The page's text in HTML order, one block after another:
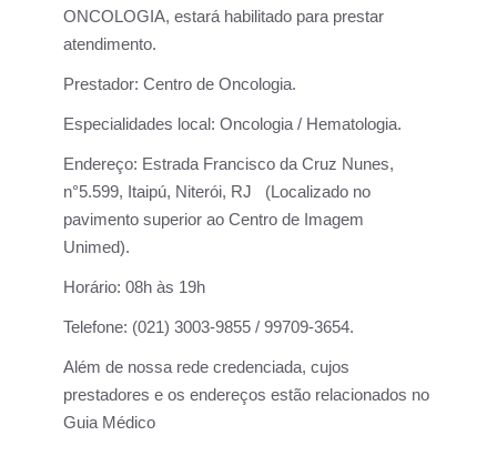
ONCOLOGIA, estará habilitado para prestar
atendimento.
Prestador: Centro de Oncologia.
Especialidades local: Oncologia / Hematologia.
Endereço: Estrada Francisco da Cruz Nunes,
n°5.599, Itaipú, Niterói, RJ (Localizado no
pavimento superior ao Centro de Imagem
Unimed).
Horário: 08h às 19h
Telefone: (021) 3003-9855 / 99709-3654.
Além de nossa rede credenciada, cujos
prestadores e os endereços estão relacionados no
Guia Médico